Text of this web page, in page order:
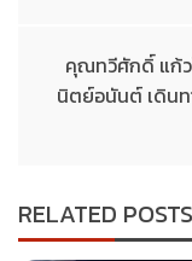
คุณทวีศักดิ์ แก้
นิตย์อนันต์ เดินท
RELATED POSTS